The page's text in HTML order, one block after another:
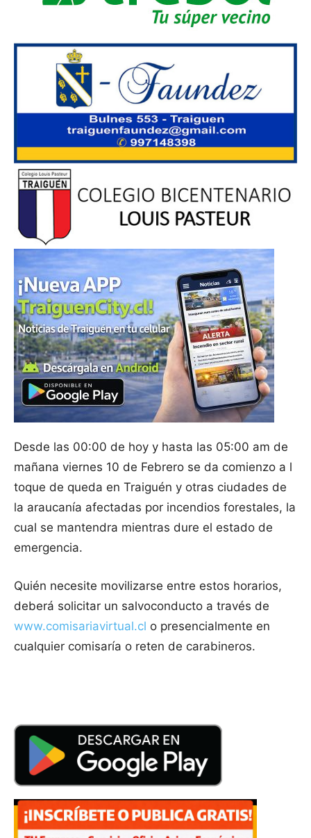
Desde las 00:00 de hoy y hasta las 05:00 am de
mañana viernes 10 de Febrero se da comienzo a l
toque de queda en Traiguén y otras ciudades de
la araucanía afectadas por incendios forestales, la
cual se mantendra mientras dure el estado de
emergencia.
Quién necesite movilizarse entre estos horarios,
deberá solicitar un salvoconducto a través de
www.comisariavirtual.cl o presencialmente en
cualquier comisaría o reten de carabineros.